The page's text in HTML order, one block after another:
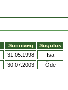
Sünniaeg
Sugulus
31.05.1998
Isa
30.07.2003 Õde